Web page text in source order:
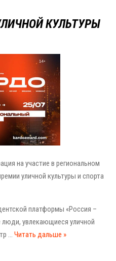
КУЛЬТУРЫ️
на️ участие️ в️ региональном️
уличной️ культуры️ и️ спорта️
платформы️ «Россия️ –️
увлекающиеся️ уличной
... Читать дальше »